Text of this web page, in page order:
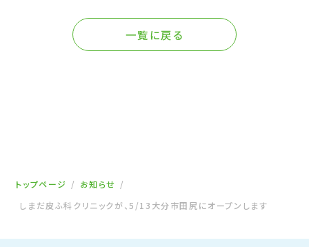
一覧に戻る
トップページ
お知らせ
しまだ皮ふ科クリニックが、5/13大分市田尻にオープンします